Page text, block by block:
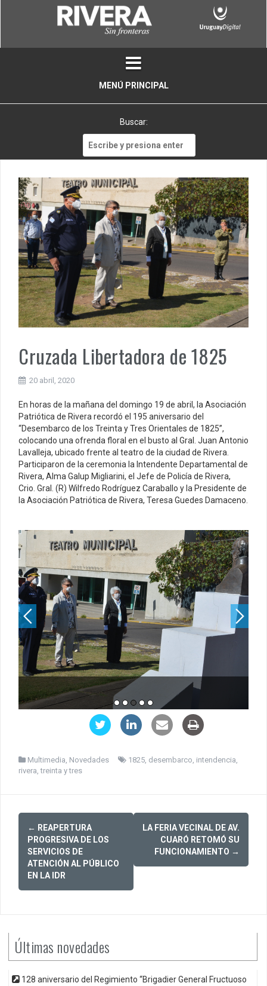
MENÚ PRINCIPAL
Buscar:
Cruzada Libertadora de 1825
20 abril, 2020
En horas de la mañana del domingo 19 de abril, la Asociación
Patriótica de Rivera recordó el 195 aniversario del
“Desembarco de los Treinta y Tres Orientales de 1825”,
colocando una ofrenda floral en el busto al Gral. Juan Antonio
Lavalleja, ubicado frente al teatro de la ciudad de Rivera.
Participaron de la ceremonia la Intendente Departamental de
Rivera, Alma Galup Migliarini, el Jefe de Policía de Rivera,
Crio. Gral. (R) Wilfredo Rodríguez Caraballo y la Presidente de
la Asociación Patriótica de Rivera, Teresa Guedes Damaceno.
Multimedia, Novedades 1825, desembarco, intendencia,
rivera,treinta y tres
Post
navigation
← REAPERTURA
PROGRESIVA DE LOS
SERVICIOS DE
ATENCIÓN AL PÚBLICO
EN LA IDR
LA FERIA VECINAL DE AV.
CUARÓ RETOMÓ SU
FUNCIONAMIENTO →
Últimas novedades
128 aniversario del Regimiento “Brigadier General Fructuoso